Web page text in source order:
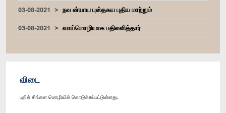
03-08-2021
நவ ன்யாய புஸ்தகய புதிய மாற்றும்
03-08-2021
வாய்மொழியாக பதிலளித்தார்
விடை
பதில் சிங்கள மொழியில் கொடுக்கப்பட்டுள்ளது.